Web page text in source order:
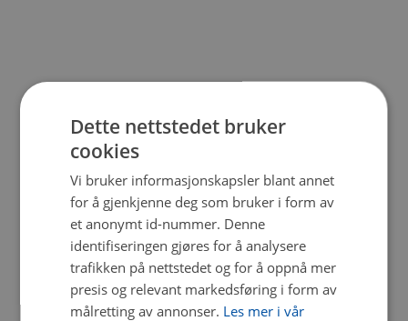
Dette nettstedet bruker
cookies
Vi bruker informasjonskapsler blant annet
for å gjenkjenne deg som bruker i form av
et anonymt id-nummer. Denne
identifiseringen gjøres for å analysere
trafikken på nettstedet og for å oppnå mer
presis og relevant markedsføring i form av
målretting av annonser. Les mer i vår